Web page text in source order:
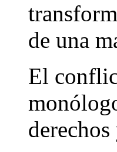
de una
El